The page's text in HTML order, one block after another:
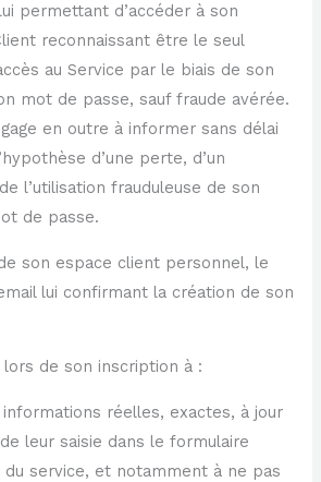
permettant d’accéder à son
reconnaissant être le seul
au Service par le biais de son
mot de passe, sauf fraude avérée.
en outre à informer sans délai
d’une perte, d’un
l’utilisation frauduleuse de son
de passe.
son espace client personnel, le
lui confirmant la création de son
lors de son inscription à :
réelles, exactes, à jour
leur saisie dans le formulaire
du service, et notamment à ne pas